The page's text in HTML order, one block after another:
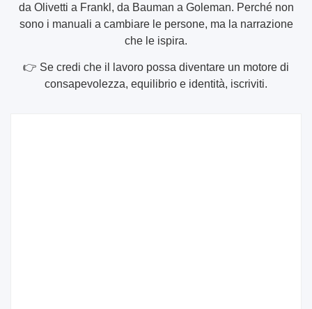
da Olivetti a Frankl, da Bauman a Goleman. Perché non
sono i manuali a cambiare le persone, ma la narrazione
che le ispira.
👉 Se credi che il lavoro possa diventare un motore di
consapevolezza, equilibrio e identità, iscriviti.